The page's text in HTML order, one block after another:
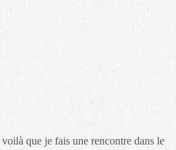
que je fais une rencontre dans le